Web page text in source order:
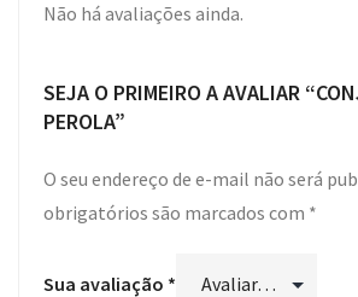
Não há avaliações ainda.
SEJA O PRIMEIRO A AVALIAR
PEROLA”
O seu endereço de e-mail não será
obrigatórios são marcados com *
Sua avaliação *